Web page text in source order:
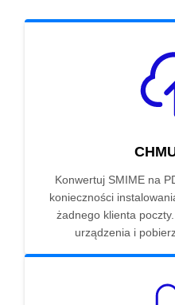
Konwertuj SMIME na
konieczności
żadnego klienta
urządzenia i